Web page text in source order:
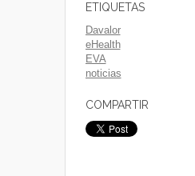
ETIQUETAS
Davalor
eHealth
EVA
noticias
COMPARTIR